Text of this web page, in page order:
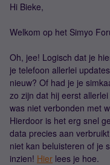
Hi Bieke,
Welkom op het Simyo
Oh, jee! Logisch dat je
je telefoon allerlei
nieuw? Of had je je
zo zijn dat hij eerst
was niet verbonden met
Hierdoor is het erg snel
data precies aan
niet kan beluisteren of je
inzien! Hier lees je hoe.